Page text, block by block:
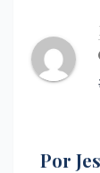
Por